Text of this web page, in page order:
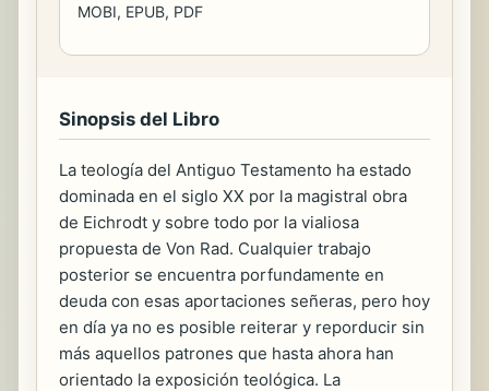
MOBI, EPUB, PDF
Sinopsis del Libro
La teología del Antiguo Testamento ha estado
dominada en el siglo XX por la magistral obra
de Eichrodt y sobre todo por la vialiosa
propuesta de Von Rad. Cualquier trabajo
posterior se encuentra porfundamente en
deuda con esas aportaciones señeras, pero hoy
en día ya no es posible reiterar y reporducir sin
más aquellos patrones que hasta ahora han
orientado la exposición teológica. La